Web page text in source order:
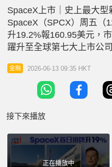
SpaceX上市｜史上最大型
SpaceX（SPCX）周五（
升19.2%報160.95美元，
躍升至全球第七大上市公
超過3500億美元，錄超
較招股價135元高出11.1%
早段曾升30%高見176.52
報160.95美元，
金融 2026-06-13 09:35 HKT
接下來播放
正在播放中